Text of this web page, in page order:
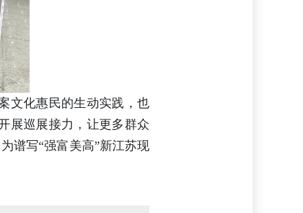
文化惠民的生动实践，也
展巡展接力，让更多群众
谱写“强富美高”新江苏现